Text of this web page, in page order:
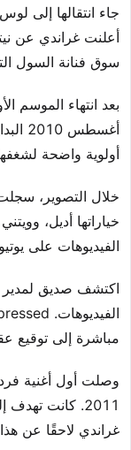
جاء انتقالها إلى
سوق فنانة السول
بعد انتهاء الموسم
أولوية واضحة
خلال التصوير، سجلت
خياراتها أديل،
الفيديوهات على
مباشرة إلى توقيع
وصلت أول أغنية
2011. كانت
غراندي لاحقًا عن